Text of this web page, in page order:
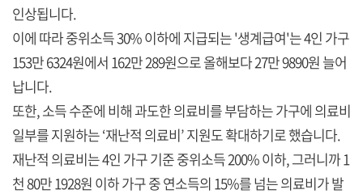
인상됩니다.
이에 따라 중위소득 30% 이하에 지급되는 '생계급여'는 4인 가구
153만 6324원에서 162만 289원으로 올해보다 27만 9890원 늘어
납니다.
또한, 소득 수준에 비해 과도한 의료비를 부담하는 가구에 의료비
일부를 지원하는 ‘재난적 의료비’ 지원도 확대하기로 했습니다.
재난적 의료비는 4인 가구 기준 중위소득 200% 이하, 그러니까 1
천 80만 1928원 이하 가구 중 연소득의 15%를 넘는 의료비가 발